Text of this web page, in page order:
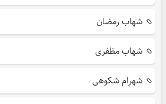
شهاب رمضان
شهاب مظفری
شهرام شکوهی